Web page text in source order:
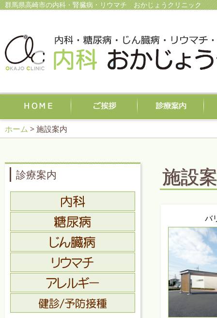
群馬県高崎市の内科・腎臓病・リウマチ おかじょうクリニック
ホーム > 施設案内
診療案内 施設
バ